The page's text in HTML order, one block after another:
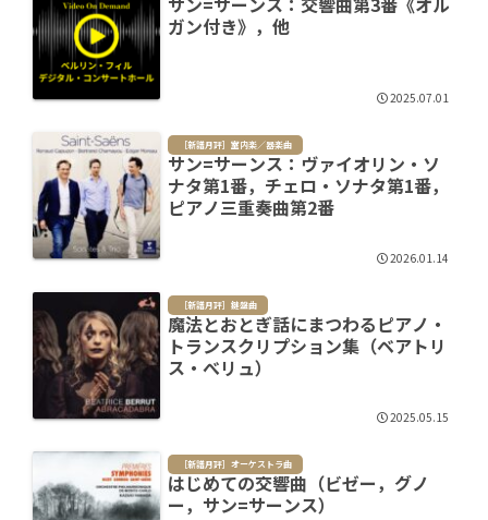
ガン付き》，他
2025.07.01
［新譜月評］室内楽／器楽曲
サン=サーンス：ヴァイオリン・ソ
ナタ第1番，チェロ・ソナタ第1番，
ピアノ三重奏曲第2番
2026.01.14
［新譜月評］鍵盤曲
魔法とおとぎ話にまつわるピアノ・
トランスクリプション集（ベアトリ
ス・べリュ）
2025.05.15
［新譜月評］オーケストラ曲
はじめての交響曲（ビゼー，グノ
ー，サン=サーンス）